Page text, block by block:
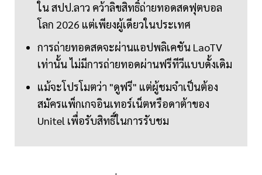
ใน สปป.ลาว คว้าลิขสิทธิ์ถ่ายทอดสดฟุตบอล
โลก 2026 แต่เพียงผู้เดียวในประเทศ
การถ่ายทอดสดจะผ่านแอปพลิเคชัน LaoTV
เท่านั้น ไม่มีการถ่ายทอดผ่านฟรีทีวีแบบดั้งเดิม
แม้จะโปรโมตว่า "ดูฟรี" แต่ผู้ชมจำเป็นต้อง
สมัครแพ็กเกจอินเทอร์เน็ตหรือดาต้าของ
Unitel เพื่อรับสิทธิ์ในการรับชม